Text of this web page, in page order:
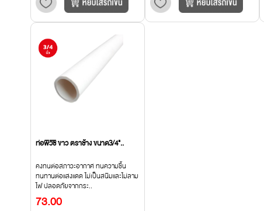
ท่อพีวีซี ขาว ตราช้าง ขนาด3/4"..
คงทนต่อสภาวะอากาศ ทนความชื้น
ทนทานต่อแสงแดด ไม่เป็นสนิมและไม่ลาม
ไฟ ปลอดภัยจากกระ..
73.00